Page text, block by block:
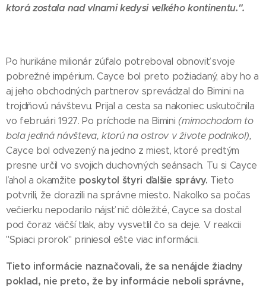
ktorá zostala nad vlnami kedysi veľkého kontinentu.".
Po hurikáne milionár zúfalo potreboval obnoviť svoje
pobrežné impérium. Cayce bol preto požiadaný, aby ho a
aj jeho obchodných partnerov sprevádzal do Bimini na
trojdňovú návštevu. Prijal a cesta sa nakoniec uskutočnila
vo februári 1927. Po príchode na Bimini (mimochodom to
bola jediná návšteva, ktorú na ostrov v živote podnikol),
Cayce bol odvezený na jedno z miest, ktoré predtým
presne určil vo svojich duchovných seánsach. Tu si Cayce
ľahol a okamžite poskytol štyri ďalšie správy. Tieto
potvrili, že dorazili na správne miesto. Nakoľko sa počas
večierku nepodarilo nájsť nič dôležité, Cayce sa dostal
pod čoraz väčší tlak, aby vysvetlil čo sa deje. V reakcii
"Spiaci prorok" priniesol ešte viac informácii.
Tieto informácie naznačovali, že sa nenájde žiadny
poklad, nie preto, že by informácie neboli správne,